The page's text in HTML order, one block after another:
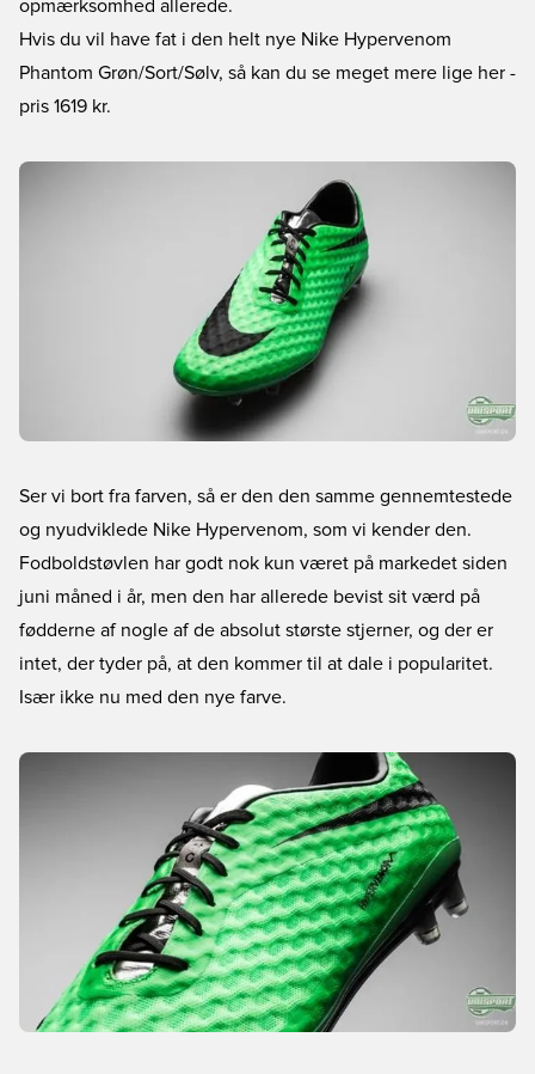
opmærksomhed allerede.
Hvis du vil have fat i den helt nye Nike Hypervenom
Phantom Grøn/Sort/Sølv, så kan du se meget mere lige her -
pris 1619 kr.
Ser vi bort fra farven, så er den den samme gennemtestede
og nyudviklede Nike Hypervenom, som vi kender den.
Fodboldstøvlen har godt nok kun været på markedet siden
juni måned i år, men den har allerede bevist sit værd på
fødderne af nogle af de absolut største stjerner, og der er
intet, der tyder på, at den kommer til at dale i popularitet.
Især ikke nu med den nye farve.